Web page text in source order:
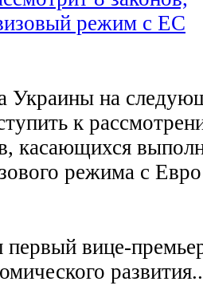
режим с ЕС
Украины на
к
касающихся
режима с
первый вице-